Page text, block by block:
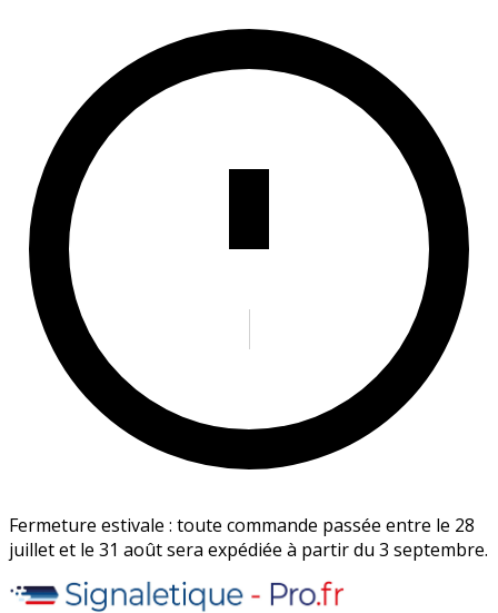
Fermeture estivale : toute commande passée entre le 28
juillet et le 31 août sera expédiée à partir du 3 septembre.